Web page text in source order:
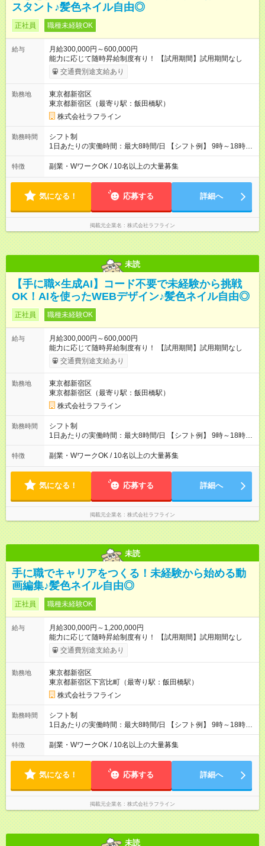
スタント♪髪色ネイル自由◎
正社員 職種未経験OK
給与
月給300,000円～600,000円
能力に応じて随時昇給制度有り！ 【試用期間】試用期間なし
交通費別途支給あり
勤務地
東京都新宿区
東京都新宿区（最寄り駅：飯田橋駅）
株式会社ラフライン
勤務時間
シフト制
1日あたりの実働時間：最大8時間/日 【シフト例】 9時～18時
10時～19時 11時～20時 休憩1時間以上！
特徴 副業・WワークOK / 10名以上の大量募集
気になる！ 応募する 詳細へ
掲載元企業名 株式会社ラフライン
未読
【手に職×生成AI】コード不要で未経験から挑戦
OK！AIを使ったWEBデザイン♪髪色ネイル自由◎
正社員 職種未経験OK
給与
月給300,000円～600,000円
能力に応じて随時昇給制度有り！ 【試用期間】試用期間なし
交通費別途支給あり
勤務地
東京都新宿区
東京都新宿区（最寄り駅：飯田橋駅）
株式会社ラフライン
勤務時間
シフト制
1日あたりの実働時間：最大8時間/日 【シフト例】 9時～18時
10時～19時 11時～20時 休憩1時間以上！
特徴 副業・WワークOK / 10名以上の大量募集
気になる！ 応募する 詳細へ
掲載元企業名 株式会社ラフライン
未読
手に職でキャリアをつくる！未経験から始める動
画編集♪髪色ネイル自由◎
正社員 職種未経験OK
給与
月給300,000円～1,200,000円
能力に応じて随時昇給制度有り！ 【試用期間】試用期間なし
交通費別途支給あり
勤務地
東京都新宿区
東京都新宿区下宮比町（最寄り駅：飯田橋駅）
株式会社ラフライン
勤務時間
シフト制
1日あたりの実働時間：最大8時間/日 【シフト例】 9時～18時
10時～19時 11時～20時 休憩1時間以上！
特徴 副業・WワークOK / 10名以上の大量募集
気になる！ 応募する 詳細へ
掲載元企業名 株式会社ラフライン
未読